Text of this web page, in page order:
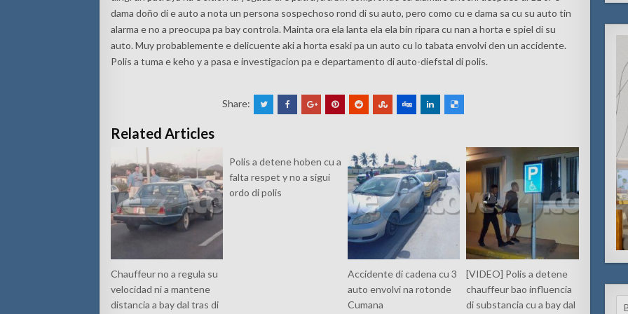
dama doño di e auto a nota un persona sospechoso rond di su auto, pero como cu e dama sa cu su auto tin
alarma e no a preocupa pa bay controla. Mainta ora ela lanta ela ela bin ripara cu nan a horta e spiel di su
auto. Muy probablemente e delicuente aki a horta esaki pa un auto cu lo tabata envolvi den un accidente.
Polis a tuma e keho y a pasa e investigacion pa e departamento di auto-diefstal di polis.
Share:
Related Articles
Chauffeur no a regula su
velocidad ni a mantene
distancia a bay dal tras di
Polis a detene hoben cu a
falta respet y no a sigui
ordo di polis
Accidente di cadena cu 3
auto envolvi na rotonde
Cumana
[VIDEO] Polis a detene
chauffeur bao influencia
di substancia cu a bay dal